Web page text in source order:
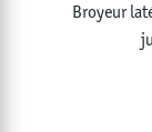
Broyeur